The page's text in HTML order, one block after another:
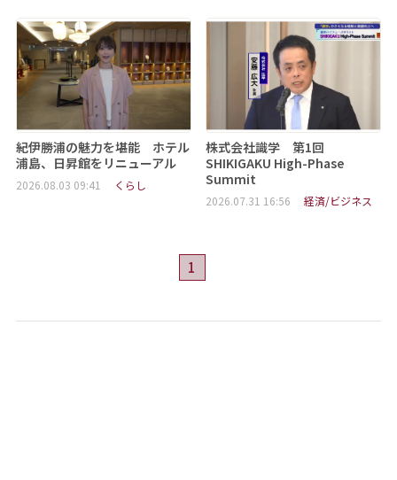
紀伊勝浦の魅力を堪能 ホテル
浦島、日昇館をリニューアル
2026.08.03 09:41 くらし
株式会社識学 第1回
SHIKIGAKU High-Phase
Summit
2026.07.31 16:56 経済/ビジネス
1